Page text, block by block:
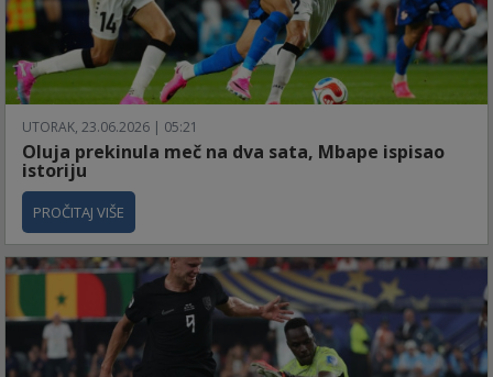
UTORAK, 23.06.2026 | 05:21
Oluja prekinula meč na dva sata, Mbape ispisao
istoriju
PROČITAJ VIŠE